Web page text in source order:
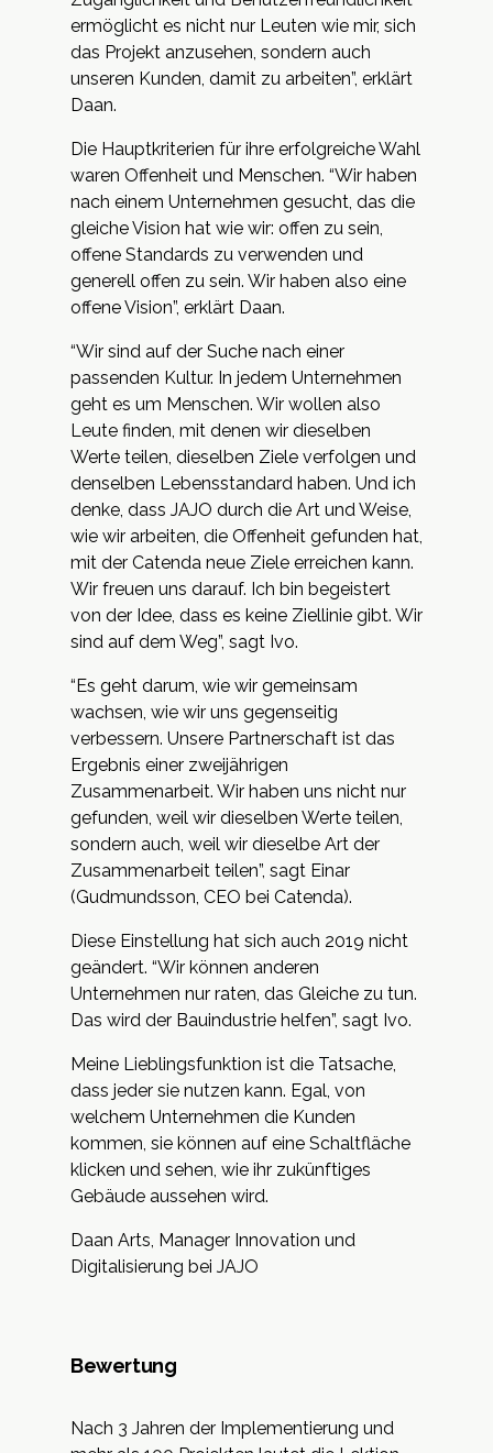
ermöglicht es nicht nur Leuten wie mir, sich
das Projekt anzusehen, sondern auch
unseren Kunden, damit zu arbeiten”, erklärt
Daan.
Die Hauptkriterien für ihre erfolgreiche Wahl
waren Offenheit und Menschen. “Wir haben
nach einem Unternehmen gesucht, das die
gleiche Vision hat wie wir: offen zu sein,
offene Standards zu verwenden und
generell offen zu sein. Wir haben also eine
offene Vision”, erklärt Daan.
“Wir sind auf der Suche nach einer
passenden Kultur. In jedem Unternehmen
geht es um Menschen. Wir wollen also
Leute finden, mit denen wir dieselben
Werte teilen, dieselben Ziele verfolgen und
denselben Lebensstandard haben. Und ich
denke, dass JAJO durch die Art und Weise,
wie wir arbeiten, die Offenheit gefunden hat,
mit der Catenda neue Ziele erreichen kann.
Wir freuen uns darauf. Ich bin begeistert
von der Idee, dass es keine Ziellinie gibt. Wir
sind auf dem Weg”, sagt Ivo.
“Es geht darum, wie wir gemeinsam
wachsen, wie wir uns gegenseitig
verbessern. Unsere Partnerschaft ist das
Ergebnis einer zweijährigen
Zusammenarbeit. Wir haben uns nicht nur
gefunden, weil wir dieselben Werte teilen,
sondern auch, weil wir dieselbe Art der
Zusammenarbeit teilen”, sagt Einar
(Gudmundsson, CEO bei Catenda).
Diese Einstellung hat sich auch 2019 nicht
geändert. “Wir können anderen
Unternehmen nur raten, das Gleiche zu tun.
Das wird der Bauindustrie helfen”, sagt Ivo.
Meine Lieblingsfunktion ist die Tatsache,
dass jeder sie nutzen kann. Egal, von
welchem Unternehmen die Kunden
kommen, sie können auf eine Schaltfläche
klicken und sehen, wie ihr zukünftiges
Gebäude aussehen wird.
Daan Arts, Manager Innovation und
Digitalisierung bei JAJO
Bewertung
Nach 3 Jahren der Implementierung und